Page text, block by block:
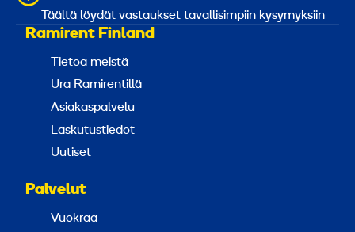
Täältä löydät vastaukset tavallisimpiin kysymyksiin
Ramirent Finland
Tietoa meistä
Ura Ramirentillä
Asiakaspalvelu
Laskutustiedot
Uutiset
Palvelut
Vuokraa